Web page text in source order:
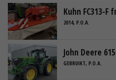
Kuhn FC313-
2014, P.O.A.
John Deere
GEBRUIKT, P.O.A.